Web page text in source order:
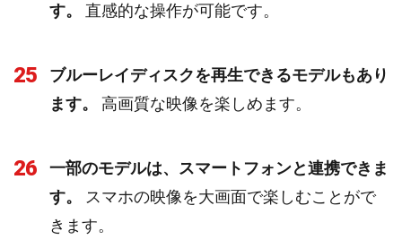
す。
直感的な操作が可能です。
25
ブルーレイディスクを再生できるモデルもあり
ます。
高画質な映像を楽しめます。
26
一部のモデルは、スマートフォンと連携できま
す。
スマホの映像を大画面で楽しむことがで
きます。